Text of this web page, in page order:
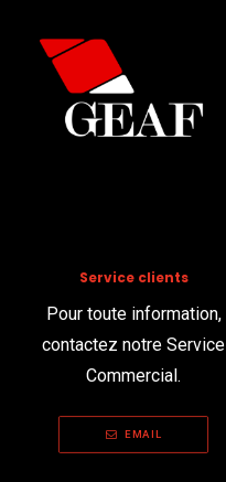
Service clients
Pour toute information,
contactez notre Service
Commercial.
EMAIL